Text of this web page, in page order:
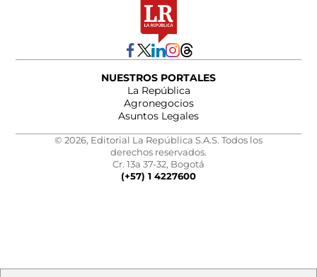
NUESTROS PORTALES
La República
Agronegocios
Asuntos Legales
© 2026, Editorial La República S.A.S. Todos los
derechos reservados.
Cr. 13a 37-32, Bogotá
(+57) 1 4227600